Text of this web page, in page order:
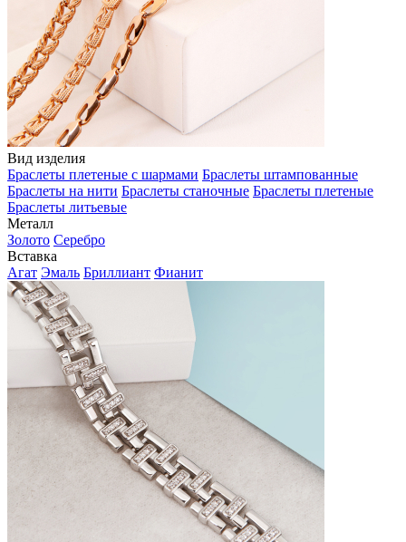
Вид изделия
Браслеты плетеные с шармами Браслеты штампованные
Браслеты на нити Браслеты станочные Браслеты плетеные
Браслеты литьевые
Металл
Золото Серебро
Вставка
Агат Эмаль Бриллиант Фианит